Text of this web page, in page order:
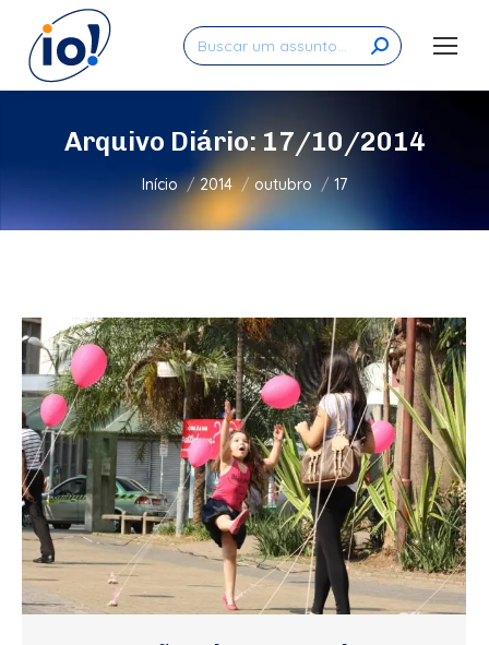
Search:
Arquivo Diário:17/10/2014
Você está aqui:
Início 2014 outubro 17